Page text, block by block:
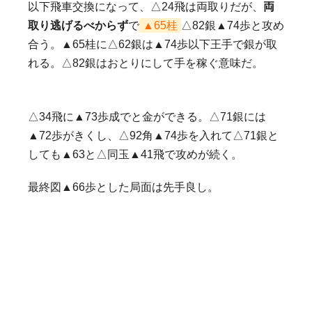
以下飛車交換になって、△24飛は両取りだが、 両
取り逃げるべからずで ▲65桂 △82銀▲74歩と攻め
合う。▲65桂に△62銀は▲74歩以下王手で銀が取
れる。△82銀はおとりにして手を稼ぐ意味だ。
△34飛に▲73歩成でと金ができる。△71銀には
▲72歩がきくし、△92角▲74歩を入れて△71銀と
しても▲63と△同玉▲41飛で攻めが続く。
最終図▲66歩とした局面は先手良し。